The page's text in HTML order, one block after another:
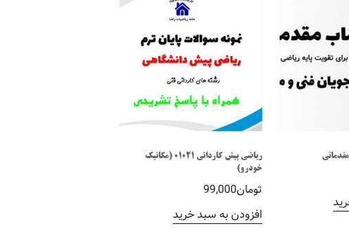
ریاضی پیش کاردانی 01021 (مکانیک
خودرو)
تومان99,000
افزودن به سبد خرید